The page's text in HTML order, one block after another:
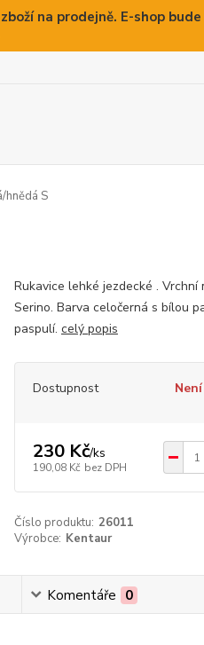
na prodejně. E-shop
hnědá S
Rukavice lehké jezdecké .
Serino. Barva celočerná s bílou
paspulí. celý popis
Dostupnost
230 Kč/ks
190,08 Kč bez DPH
Číslo produktu: 26011
Výrobce: Kentaur
Komentáře 0